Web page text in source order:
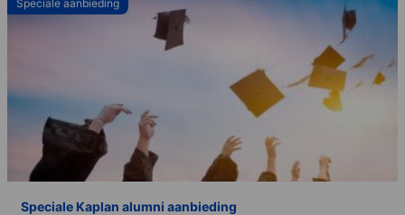
Speciale aanbieding
Speciale Kaplan alumni aanbieding